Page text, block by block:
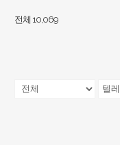
전체 10,069